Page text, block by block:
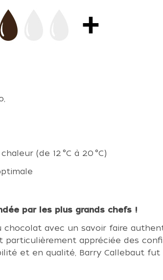
(de 12 °C à 20 °C)
par les plus grands chefs !
chocolat avec un savoir faire
appréciée des
et en qualité, Barry Callebaut